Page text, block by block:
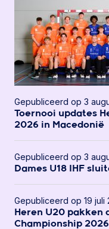
Gepubliceerd op 3
Toernooi updates
2026 in Macedonië
Gepubliceerd op 3
Dames U18 IHF
Gepubliceerd op 19 juli
Heren U20 pakken
Championship 2026